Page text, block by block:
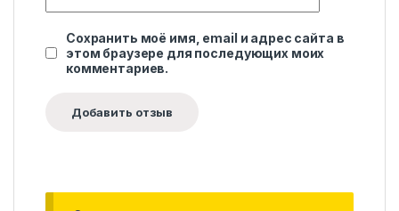
Сохранить моё имя, email и адрес сайта в
этом браузере для последующих моих
комментариев.